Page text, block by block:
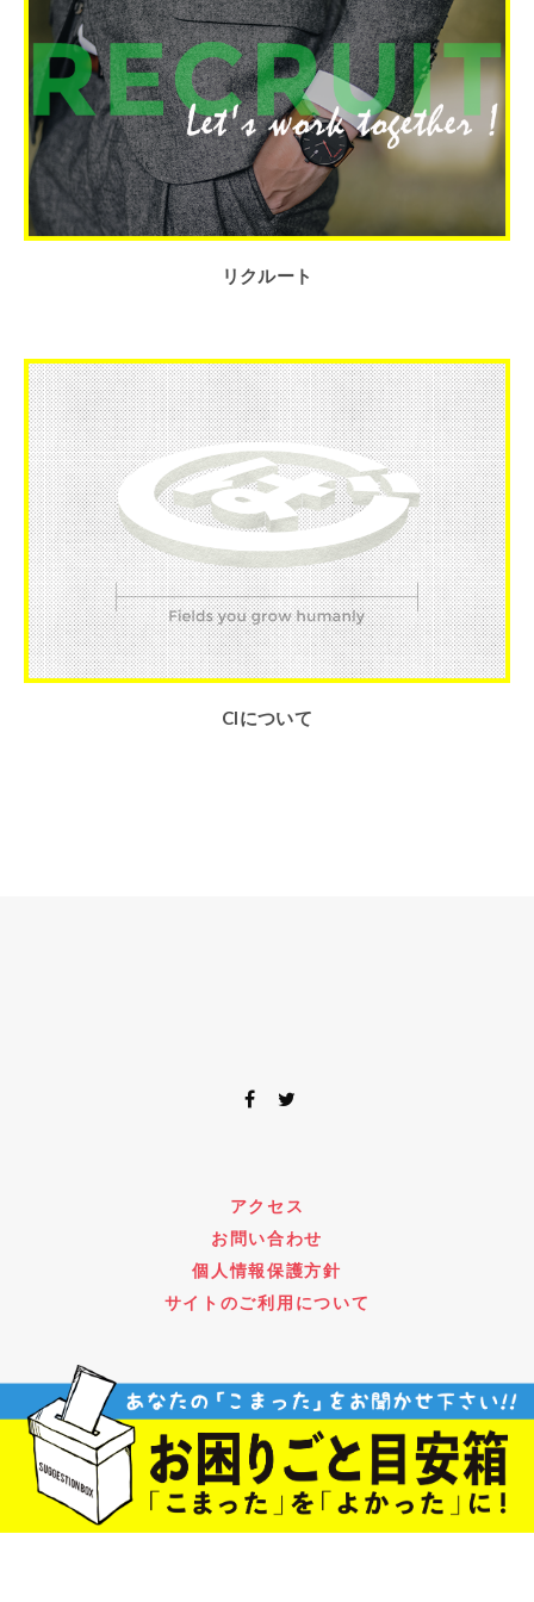
リクルート
CIについて
アクセス
お問い合わせ
個人情報保護方針
サイトのご利用について
Copyright © VALT Co.,Ltd. All Rights Reserved.